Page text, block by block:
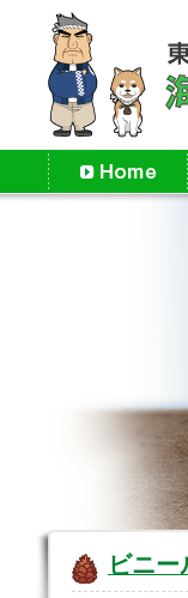
ビニ